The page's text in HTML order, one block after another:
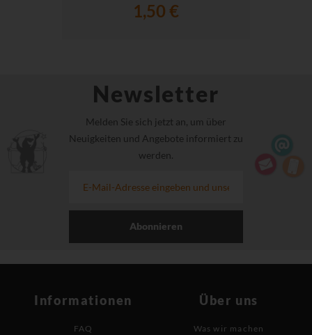
1,50 €
Newsletter
Melden Sie sich jetzt an, um über
Neuigkeiten und Angebote informiert zu
werden.
Abonnieren
Informationen
FAQ
Über uns
Was wir machen